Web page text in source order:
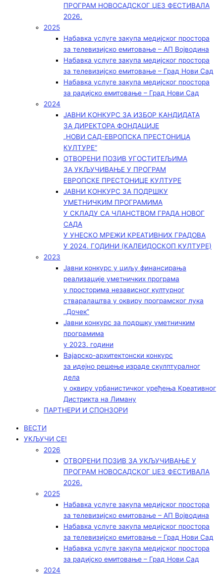
ПРОГРАМ НОВОСАДСКОГ ЏЕЗ ФЕСТИВАЛА
2026.
2025
Набавка услуге закупа медијског простора
за телевизијско емитовање – АП Војводинa
Набавка услуге закупа медијског простора
за телевизијско емитовање – Град Нови Сад
Набавка услуге закупа медијског простора
за радијско емитовање – Град Нови Сад
2024
ЈАВНИ КОНКУРС ЗА ИЗБОР КАНДИДАТА
ЗА ДИРЕКТОРА ФОНДАЦИЈЕ
„НОВИ САД-ЕВРОПСКА ПРЕСТОНИЦА
КУЛТУРЕ“
ОТВОРЕНИ ПОЗИВ УГОСТИТЕЉИМА
ЗА УКЉУЧИВАЊЕ У ПРОГРАМ
ЕВРОПСКЕ ПРЕСТОНИЦЕ КУЛТУРЕ
ЈАВНИ КОНКУРС ЗА ПОДРШКУ
УМЕТНИЧКИМ ПРОГРАМИМА
У СКЛАДУ СА ЧЛАНСТВОМ ГРАДА НОВОГ
САДА
У УНЕСКО МРЕЖИ КРЕАТИВНИХ ГРАДОВА
У 2024. ГОДИНИ (КАЛЕИДОСКОП КУЛТУРЕ)
2023
Јавни конкурс у циљу финансирања
реализације уметничких програма
у просторима независног културног
стваралаштва у оквиру програмског лука
„Дочек”
Јавни конкурс за подршку уметничким
програмима
у 2023. години
Вајарско-архитектонски конкурс
за идејно решење израде скулптуралног
дела
у оквиру урбанистичког уређења Креативног
Дистрикта на Лиману
ПАРТНЕРИ И СПОНЗОРИ
ВЕСТИ
УКЉУЧИ СЕ!
2026
ОТВОРЕНИ ПОЗИВ ЗА УКЉУЧИВАЊЕ У
ПРОГРАМ НОВОСАДСКОГ ЏЕЗ ФЕСТИВАЛА
2026.
2025
Набавка услуге закупа медијског простора
за телевизијско емитовање – АП Војводинa
Набавка услуге закупа медијског простора
за телевизијско емитовање – Град Нови Сад
Набавка услуге закупа медијског простора
за радијско емитовање – Град Нови Сад
2024